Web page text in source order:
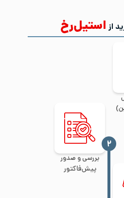
از استیل‌رخ
بررسی و صدور
پیش‌فاکتور
‍۲